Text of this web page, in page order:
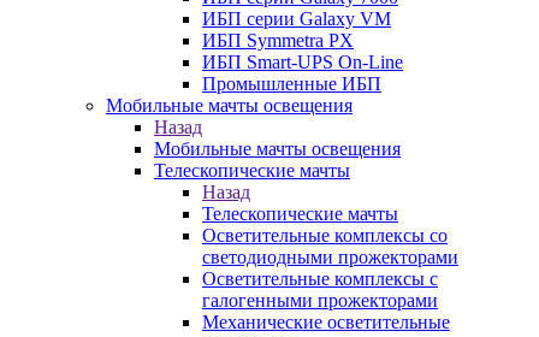
ИБП серии Galaxy VM
ИБП Symmetra PX
ИБП Smart-UPS On-Line
Промышленные ИБП
Мобильные мачты освещения
Назад
Мобильные мачты освещения
Телескопические мачты
Назад
Телескопические мачты
Осветительные комплексы со
светодиодными прожекторами
Осветительные комплексы с
галогенными прожекторами
Механические осветительные